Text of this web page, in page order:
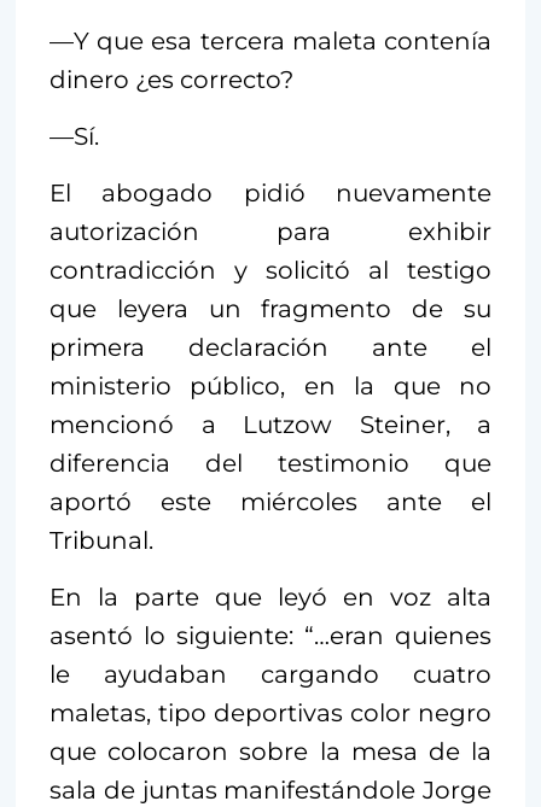
—Y que esa tercera maleta contenía
dinero ¿es correcto?
—Sí.
El abogado pidió nuevamente
autorización para exhibir
contradicción y solicitó al testigo
que leyera un fragmento de su
primera declaración ante el
ministerio público, en la que no
mencionó a Lutzow Steiner, a
diferencia del testimonio que
aportó este miércoles ante el
Tribunal.
En la parte que leyó en voz alta
asentó lo siguiente: “…eran quienes
le ayudaban cargando cuatro
maletas, tipo deportivas color negro
que colocaron sobre la mesa de la
sala de juntas manifestándole Jorge